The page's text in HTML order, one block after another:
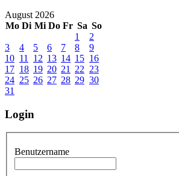
August 2026
Mo Di Mi Do Fr Sa So
1
2
3
4 5 6 7 8
9
10 11 12 13 14 15 16
17 18 19 20 21 22 23
24 25 26 27 28 29 30
31
Login
Benutzername